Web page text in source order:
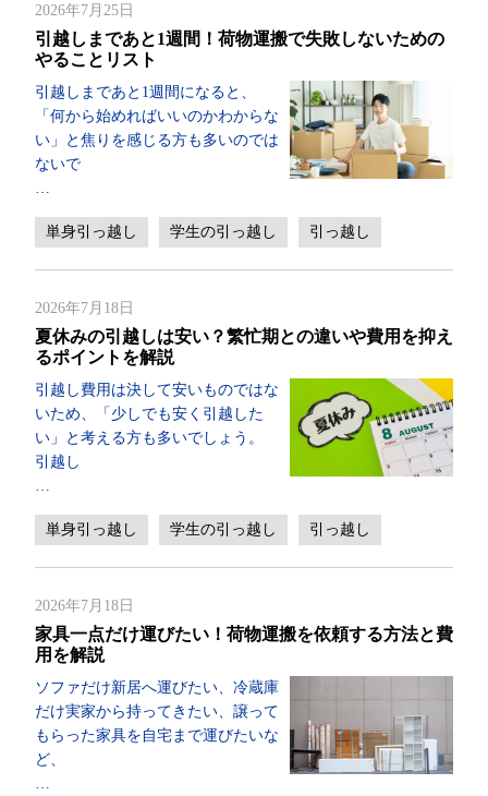
2026年7月25日
引越しまであと1週間！荷物運搬で失敗しないための
やることリスト
引越しまであと1週間になると、
「何から始めればいいのかわからな
い」と焦りを感じる方も多いのでは
ないで
単身引っ越し 学生の引っ越し 引っ越し
2026年7月18日
夏休みの引越しは安い？繁忙期との違いや費用を抑え
るポイントを解説
引越し費用は決して安いものではな
いため、「少しでも安く引越した
い」と考える方も多いでしょう。
引越し
単身引っ越し 学生の引っ越し 引っ越し
2026年7月18日
家具一点だけ運びたい！荷物運搬を依頼する方法と費
用を解説
ソファだけ新居へ運びたい、冷蔵庫
だけ実家から持ってきたい、譲って
もらった家具を自宅まで運びたいな
ど、